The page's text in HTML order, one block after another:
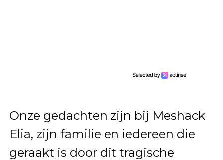
Onze gedachten zijn bij Meshack
Elia, zijn familie en iedereen die
geraakt is door dit tragische